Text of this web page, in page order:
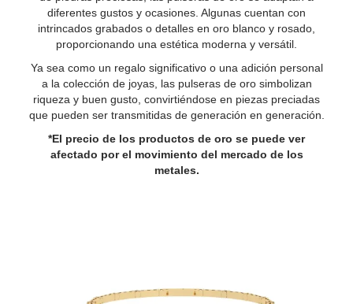
diferentes gustos y ocasiones. Algunas cuentan con
intrincados grabados o detalles en oro blanco y rosado,
proporcionando una estética moderna y versátil.
Ya sea como un regalo significativo o una adición personal
a la colección de joyas, las pulseras de oro simbolizan
riqueza y buen gusto, convirtiéndose en piezas preciadas
que pueden ser transmitidas de generación en generación.
*El precio de los productos de oro se puede ver
afectado por el movimiento del mercado de los
metales.